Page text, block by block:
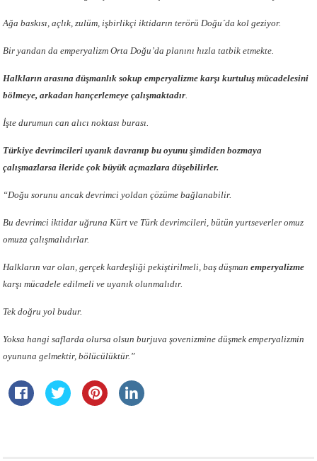
Ağa baskısı, açlık, zulüm, işbirlikçi iktidarın terörü Doğu´da kol geziyor.
Bir yandan da emperyalizm Orta Doğu’da planını hızla tatbik etmekte.
Halkların arasına düşmanlık sokup emperyalizme karşı kurtuluş mücadelesini
bölmeye, arkadan hançerlemeye çalışmaktadır.
İşte durumun can alıcı noktası burası.
Türkiye devrimcileri uyanık davranıp bu oyunu şimdiden bozmaya
çalışmazlarsa ileride çok büyük açmazlara düşebilirler.
“Doğu sorunu ancak devrimci yoldan çözüme bağlanabilir.
Bu devrimci iktidar uğruna Kürt ve Türk devrimcileri, bütün yurtseverler omuz
omuza çalışmalıdırlar.
Halkların var olan, gerçek kardeşliği pekiştirilmeli, baş düşmanemperyalizme
karşı mücadele edilmeli ve uyanık olunmalıdır.
Tek doğru yol budur.
Yoksa hangi saflarda olursa olsun burjuva şovenizmine düşmek emperyalizmin
oyununa gelmektir, bölücülüktür.”